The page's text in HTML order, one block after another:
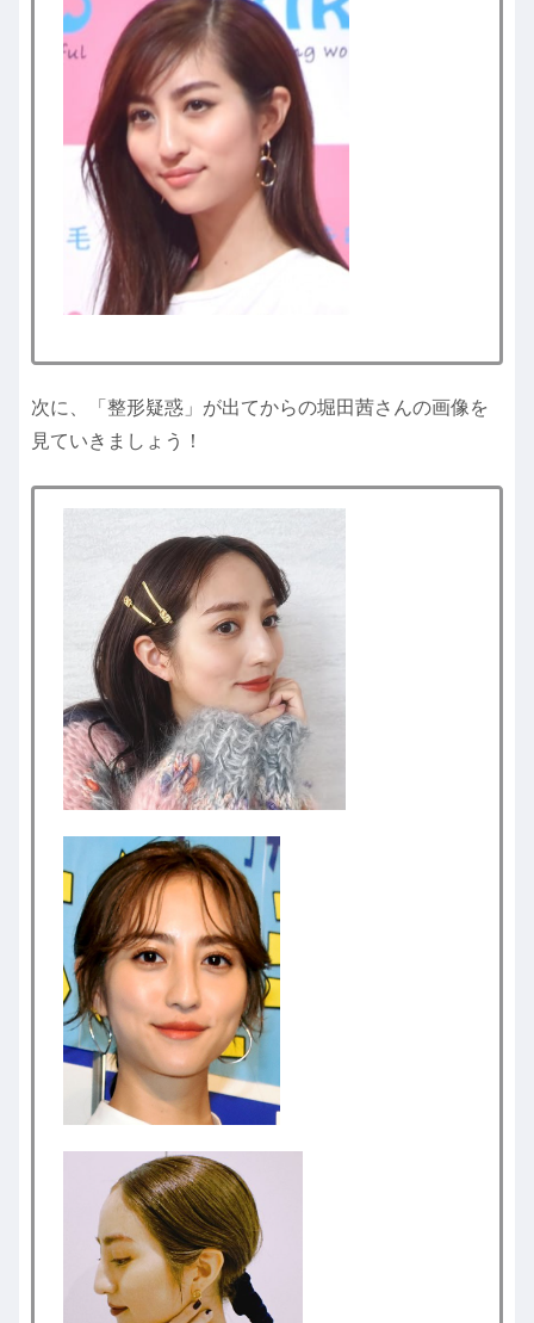
次に、「整形疑惑」が出てからの堀田茜さんの画像を
見ていきましょう！